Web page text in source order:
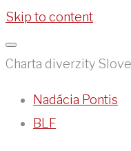
Skip to content
Charta diverzity
Nadácia Pontis
BLF